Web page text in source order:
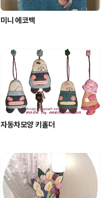
미니 에코백
자동차모양 키홀더